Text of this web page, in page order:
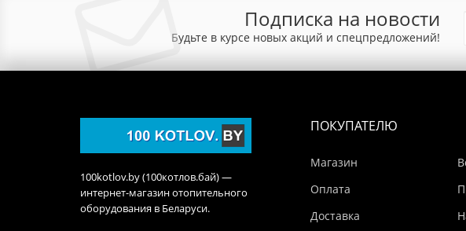
Подписка на новости
Будьте в курсе новых акций и спецпредложений!
100kotlov.by (100котлов.бай) —
интернет-магазин отопительного
оборудования в Беларуси.
ПОКУПАТЕЛЮ
Магазин
Оплата
Доставка